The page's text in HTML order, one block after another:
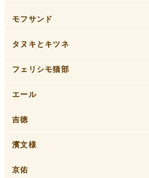
モフサンド
タヌキとキツネ
フェリシモ猫部
エール
吉徳
濱文様
京佑